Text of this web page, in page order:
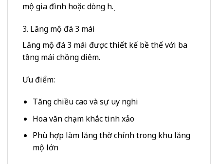
mộ gia đình hoặc dòng họ.
3. Lăng mộ đá 3 mái
Lăng mộ đá 3 mái được thiết kế bề thế với ba
tầng mái chồng diêm.
Ưu điểm:
Tăng chiều cao và sự uy nghi
Hoa văn chạm khắc tinh xảo
Phù hợp làm lăng thờ chính trong khu lăng
mộ lớn